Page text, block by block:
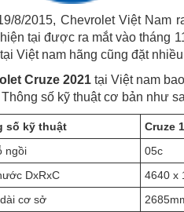
8/2015, Chevrolet Việt Nam
tại được ra mắt vào tháng
Việt nam hãng cũng đặt
Cruze 2021 tại Việt nam
số kỹ thuật cơ bản như
số kỹ thuật Cruze
ngồi
05c
DxRxC
4640 x
cơ sở